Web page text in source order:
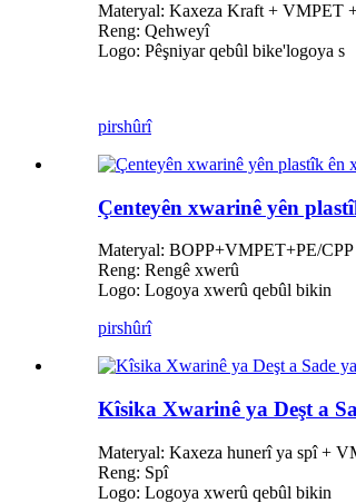
Materyal: Kaxeza Kraft + VMPET
Reng: Qehweyî
Logo: Pêşniyar qebûl bike'logoya s
pirshûrî
Çenteyên xwarinê yên
Materyal: BOPP+VMPET+PE/CPP
Reng: Rengê xwerû
Logo: Logoya xwerû qebûl bikin
pirshûrî
Kîsika Xwarinê ya Deşt a
Materyal: Kaxeza hunerî ya spî +
Reng: Spî
Logo: Logoya xwerû qebûl bikin